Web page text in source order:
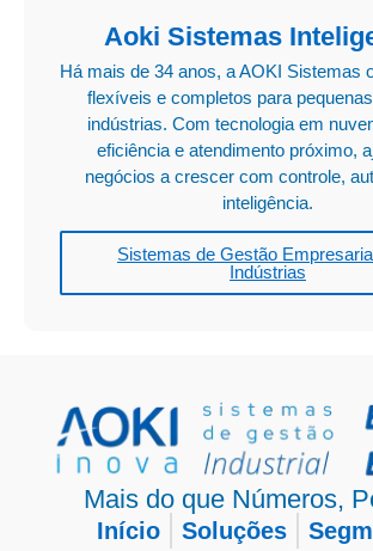
Aoki Sistemas
Há mais de 34 anos, a AOKI Sistemas
flexíveis e completos para
indústrias. Com tecnologia em
eficiência e atendimento próximo,
negócios a crescer com controle,
inteligência.
Sistemas de Gestão
Indústrias
Mais do que Números,
Início Soluções